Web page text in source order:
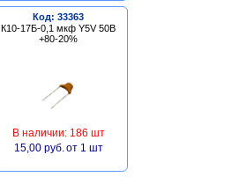
Код: 33363
К10-17Б-0,1 мкф Y5V 50В
+80-20%
В наличии: 186 шт
15,00 руб. от 1 шт